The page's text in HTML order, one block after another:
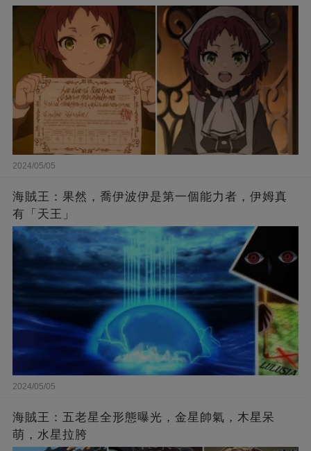
2024/05/05
海賊王：果然，喬伊波伊是第一個能力者，伊姆真
有「天王」
2024/05/05
海賊王：五老星全形態曝光，金星帥氣，木星呆
萌，水星拉胯